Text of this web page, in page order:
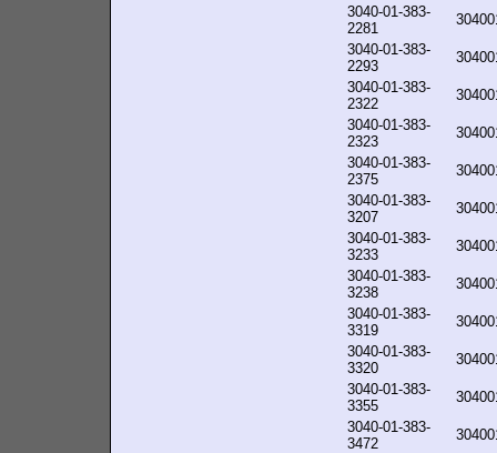
3040-01-383-
2281
3040-01-383-
2293
3040-01-383-
2322
3040-01-383-
2323
3040-01-383-
2375
3040-01-383-
3207
3040-01-383-
3233
3040-01-383-
3238
3040-01-383-
3319
3040-01-383-
3320
3040-01-383-
3355
3040-01-383-
3472